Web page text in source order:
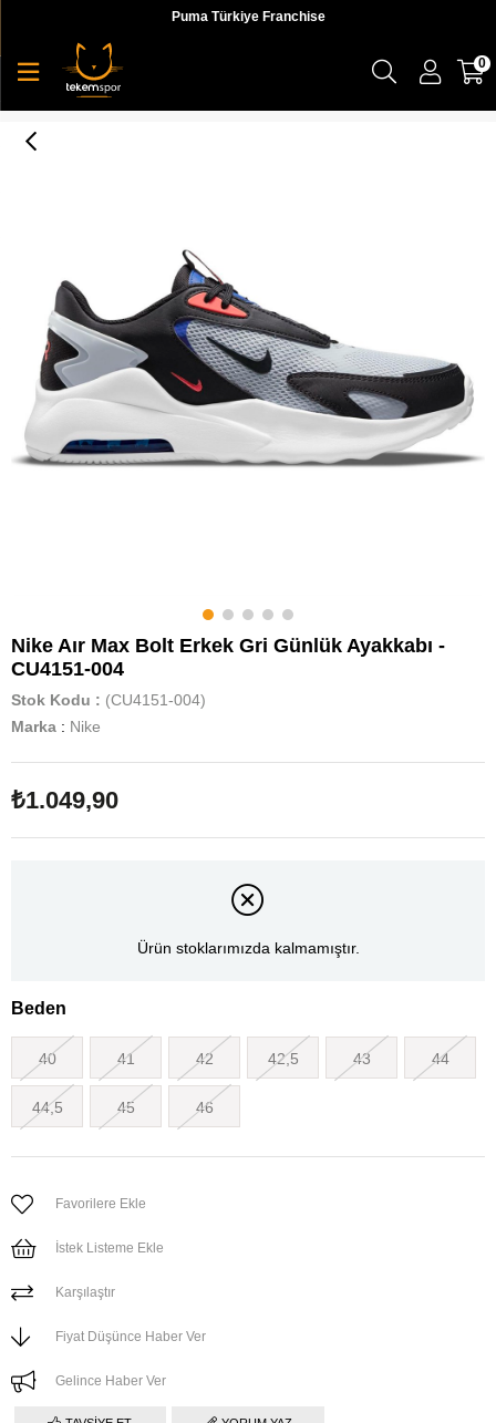
Puma Türkiye Franchise
0
Nike Aır Max Bolt Erkek Gri Günlük Ayakkabı -
CU4151-004
Stok Kodu
(CU4151-004)
Marka : Nike
₺1.049,90
Ürün stoklarımızda kalmamıştır.
Beden
40 41 42 42,5 43 44
44,5 45 46
Favorilere Ekle
İstek Listeme Ekle
Karşılaştır
Fiyat Düşünce Haber Ver
Gelince Haber Ver